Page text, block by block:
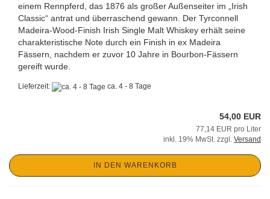
einem Rennpferd, das 1876 als großer Außenseiter im „Irish
Classic“ antrat und überraschend gewann. Der Tyrconnell
Madeira-Wood-Finish Irish Single Malt Whiskey erhält seine
charakteristische Note durch ein Finish in ex Madeira
Fässern, nachdem er zuvor 10 Jahre in Bourbon-Fässern
gereift wurde.
Lieferzeit: ca. 4 - 8 Tage
54,00 EUR
77,14 EUR pro Liter
inkl. 19% MwSt. zzgl. Versand
IN DEN WARENKORB